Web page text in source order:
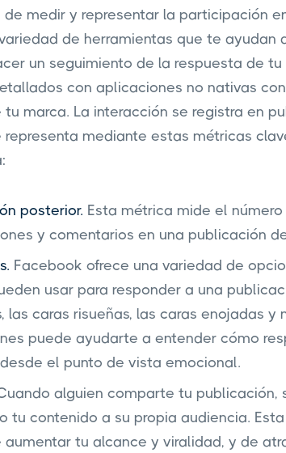
medir y representar la participación
de herramientas que te ayudan
un seguimiento de la respuesta de tu
con aplicaciones no nativas con
marca. La interacción se registra en
representa mediante estas métricas
posterior. Esta métrica mide el
y comentarios en una publicación
Facebook ofrece una variedad de
usar para responder a una
las caras risueñas, las caras enojadas y
puede ayudarte a entender cómo
el punto de vista emocional.
alguien comparte tu publicación,
tu contenido a su propia audiencia.
aumentar tu alcance y viralidad, y de